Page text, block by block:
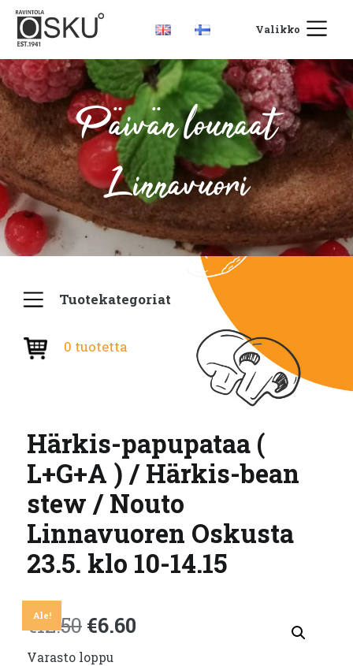
Valikko
Päivän lounaat
Linnavuori
Tuotekategoriat
0 tuotetta
Härkis-papupataa (
L+G+A ) / Härkis-bean
stew / Nouto
Linnavuoren Oskusta
23.5. klo 10-14.15
Ale!
€12.50 Alkuperäinen
€6.60
Varasto loppu